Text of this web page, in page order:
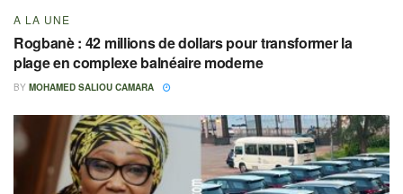
A LA UNE
Rogbanè : 42 millions de dollars pour transformer la
plage en complexe balnéaire moderne
BY MOHAMED SALIOU CAMARA